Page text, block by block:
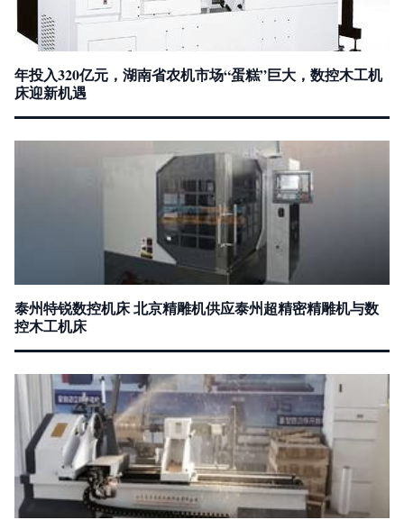
年投入320亿元，湖南省农机市场“蛋糕”巨大，数控木工机
床迎新机遇
泰州特锐数控机床 北京精雕机供应泰州超精密精雕机与数
控木工机床